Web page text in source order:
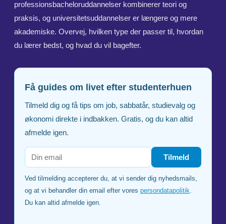
professionsbacheloruddannelser kombinerer teori og
praksis, og universitetsuddannelser er længere og mere
akademiske. Overvej, hvilken type der passer til, hvordan
du lærer bedst, og hvad du vil bagefter.
Få guides om livet efter studenterhuen
Tilmeld dig og få tips om job, sabbatår, studievalg og
økonomi direkte i indbakken. Gratis, og du kan altid
afmelde igen.
Tilmeld
Ved tilmelding accepterer du, at vi sender dig nyhedsmails,
og at vi behandler din email efter vores persondatapolitik.
Du kan altid afmelde igen.